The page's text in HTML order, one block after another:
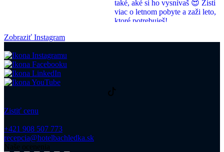
Zobraziť Instagram
Zistiť cenu
+421 908 507 773
recepcia@hotelbachledka.sk
Naše ocenenia